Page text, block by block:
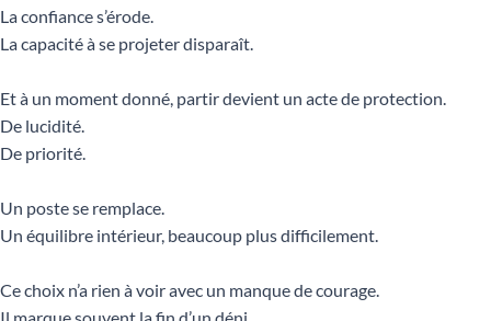
La confiance s’érode.
La capacité à se projeter disparaît.
Et à un moment donné, partir devient un acte de protection.
De lucidité.
De priorité.
Un poste se remplace.
Un équilibre intérieur, beaucoup plus difficilement.
Ce choix n’a rien à voir avec un manque de courage.